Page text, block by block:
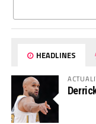
HEADLINES